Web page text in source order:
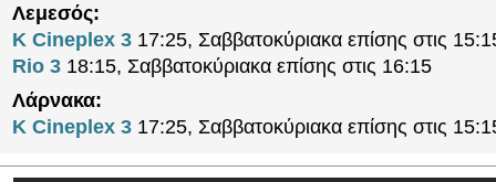
Λεμεσός:
K Cineplex 3 17:25, Σαββατοκύριακα επίσης στις
Rio 3 18:15, Σαββατοκύριακα επίσης στις 16:15
Λάρνακα:
K Cineplex 3 17:25, Σαββατοκύριακα επίσης στις